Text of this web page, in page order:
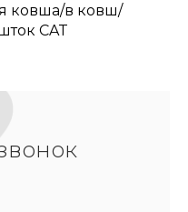
ковша/в ковш/
CAT